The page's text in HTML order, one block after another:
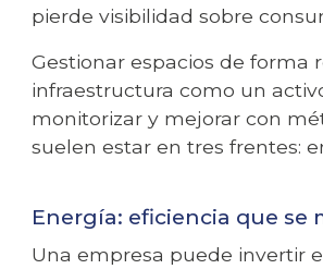
pierde visibilidad sobre
Gestionar espacios de forma
infraestructura como un
monitorizar y mejorar con
suelen estar en tres frentes:
Energía: eficiencia que
Una empresa puede invertir